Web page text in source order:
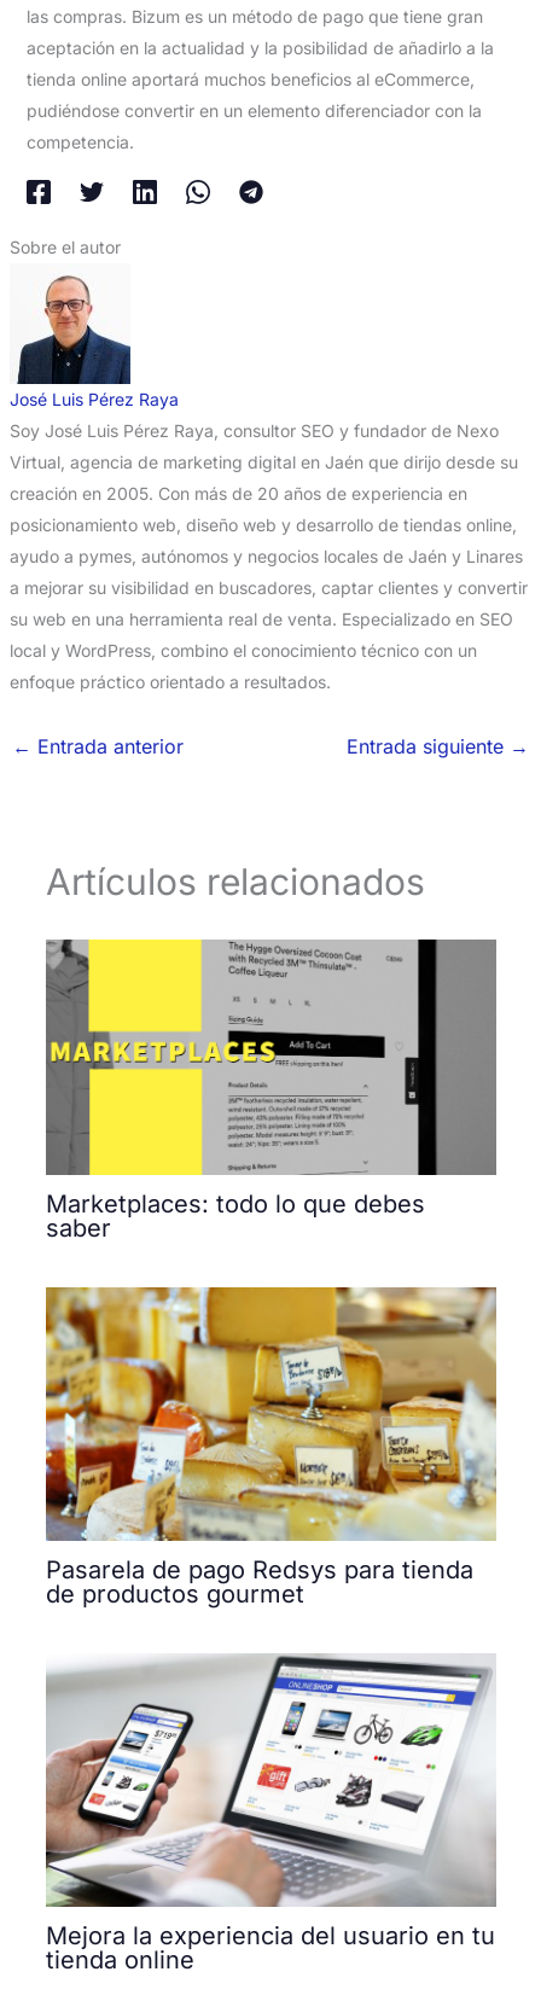
las compras. Bizum es un método de pago que tiene gran
aceptación en la actualidad y la posibilidad de añadirlo a la
tienda online aportará muchos beneficios al eCommerce,
pudiéndose convertir en un elemento diferenciador con la
competencia.
Sobre el autor
José Luis Pérez Raya
Soy José Luis Pérez Raya, consultor SEO y fundador de Nexo
Virtual, agencia de marketing digital en Jaén que dirijo desde su
creación en 2005. Con más de 20 años de experiencia en
posicionamiento web, diseño web y desarrollo de tiendas online,
ayudo a pymes, autónomos y negocios locales de Jaén y Linares
a mejorar su visibilidad en buscadores, captar clientes y convertir
su web en una herramienta real de venta. Especializado en SEO
local y WordPress, combino el conocimiento técnico con un
enfoque práctico orientado a resultados.
← Entrada anterior Entrada siguiente →
Artículos relacionados
Marketplaces: todo lo que debes
saber
Pasarela de pago Redsys para tienda
de productos gourmet
Mejora la experiencia del usuario en tu
tienda online